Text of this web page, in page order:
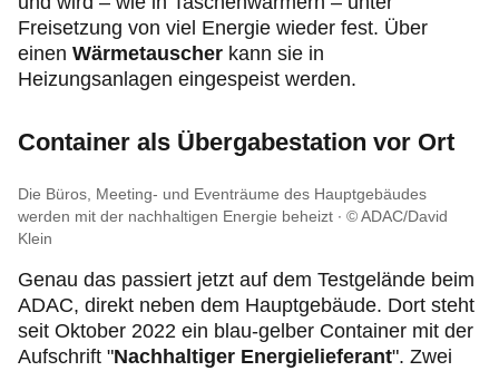
Freisetzung von viel Energie wieder fest. Über
einen Wärmetauscher kann sie in
Heizungsanlagen eingespeist werden.
Container als Übergabestation vor Ort
Die Büros, Meeting- und Eventräume des Hauptgebäudes
werden mit der nachhaltigen Energie beheizt
© ADAC/David
Klein
Genau das passiert jetzt auf dem Testgelände beim
ADAC, direkt neben dem Hauptgebäude. Dort steht
seit Oktober 2022 ein blau-gelber Container mit der
Aufschrift "Nachhaltiger Energielieferant". Zwei